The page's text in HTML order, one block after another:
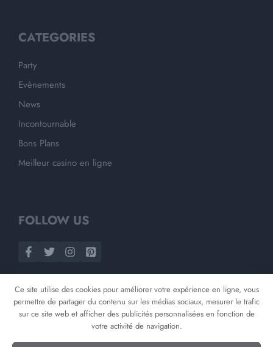
CATEGORIES
Party
Evènements
News
Incontournable
Bons Plans
Meilleur casino en ligne
FOLLOW US
©2026Opnminded
Ce site utilise des cookies pour améliorer votre expérience en ligne, vous
permettre de partager du contenu sur les médias sociaux, mesurer le trafic
sur ce site web et afficher des publicités personnalisées en fonction de
votre activité de navigation.